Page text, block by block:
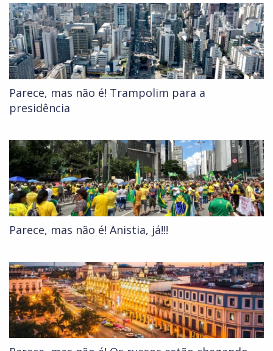
Parece, mas não é! Trampolim para a
presidência
Parece, mas não é! Anistia, já!!!